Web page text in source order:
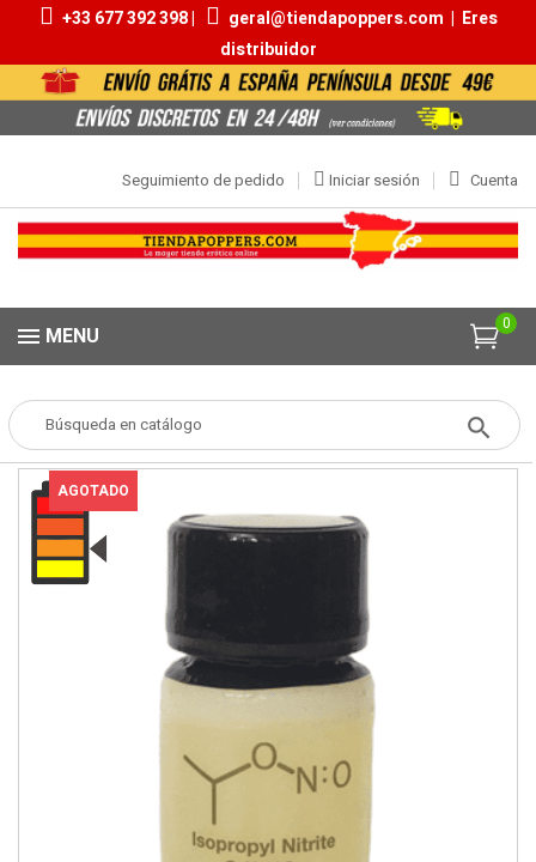
+33 677 392 398 | geral@tiendapoppers.com | Eres
distribuidor
Cuenta
Iniciar sesión
Seguimiento de pedido
0
MENU
Popper POPPERS Aromas 20ml | 30ml ISOPROPYL NITRITE 24ML
AGOTADO